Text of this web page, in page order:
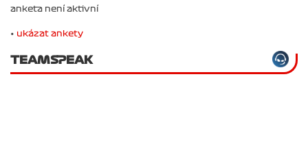
anketa není aktivní
• ukázat ankety
TEAMSPEAK